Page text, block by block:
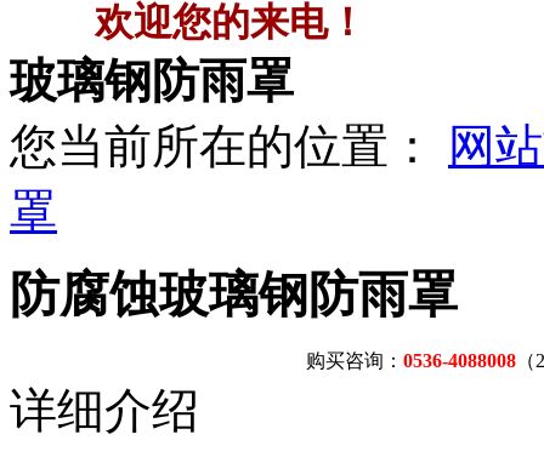
欢迎您的来电！
玻璃钢防雨罩
您当前所在的位置：
网
罩
防腐蚀玻璃钢防雨罩
购买咨询： 0536-4088008
详细介绍